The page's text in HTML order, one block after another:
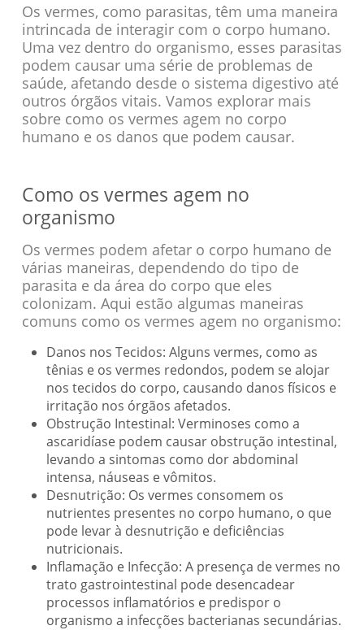
Os vermes, como parasitas, têm uma maneira
intrincada de interagir com o corpo humano.
Uma vez dentro do organismo, esses parasitas
podem causar uma série de problemas de
saúde, afetando desde o sistema digestivo até
outros órgãos vitais. Vamos explorar mais
sobre como os vermes agem no corpo
humano e os danos que podem causar.
Como os vermes agem no
organismo
Os vermes podem afetar o corpo humano de
várias maneiras, dependendo do tipo de
parasita e da área do corpo que eles
colonizam. Aqui estão algumas maneiras
comuns como os vermes agem no organismo:
Danos nos Tecidos: Alguns vermes, como as
tênias e os vermes redondos, podem se alojar
nos tecidos do corpo, causando danos físicos e
irritação nos órgãos afetados.
Obstrução Intestinal: Verminoses como a
ascaridíase podem causar obstrução intestinal,
levando a sintomas como dor abdominal
intensa, náuseas e vômitos.
Desnutrição: Os vermes consomem os
nutrientes presentes no corpo humano, o que
pode levar à desnutrição e deficiências
nutricionais.
Inflamação e Infecção: A presença de vermes no
trato gastrointestinal pode desencadear
processos inflamatórios e predispor o
organismo a infecções bacterianas secundárias.